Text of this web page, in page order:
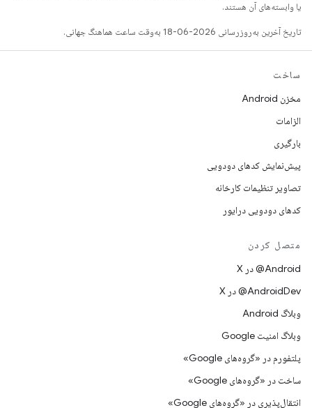
یا وابسته‌های آن هستند.
تاریخ آخرین به‌روزرسانی 2026-06-18 به‌وقت ساعت هماهنگ جهانی.
ساخت
مخزن Android
الزامات
بارگیری
پیش‌نمایش کدهای دودویی
تصاویر تنظیمات کارخانه
کدهای دودویی درایور
متصل کردن
‫‎@Android در X
‫‎@AndroidDev در X
وبلاگ Android
وبلاگ امنیت Google
پلتفورم در «گروه‌های Google»
ساخت در «گروه‌های Google»
انتقال‌پذیری در «گروه‌های Google»